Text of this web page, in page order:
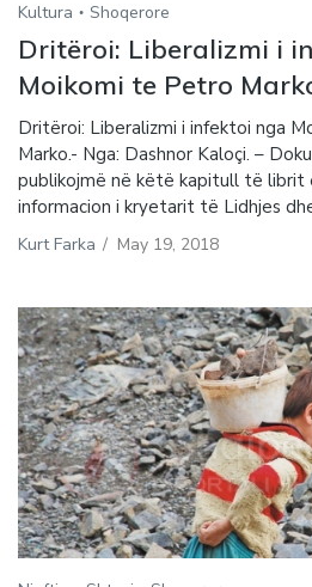
Kultura Shoqerore
Dritëroi: Liberalizmi i
Moikomi te Petro
Dritëroi: Liberalizmi i infektoi nga
Marko.- Nga: Dashnor Kaloçi. –
publikojmë në këtë kapitull të librit
informacion i kryetarit të Lidhjes
Kurt Farka / May 19, 2018